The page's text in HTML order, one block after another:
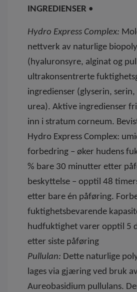
INGREDIENSER •
Hydro Express Complex:
nettverk av naturlige
(hyaluronsyre, alginat og
ultrakonsentrerte
ingredienser (glyserin,
urea). Aktive ingredienser
inn i stratum corneum.
Hydro Express Complex:
forbedring – øker hudens
% bare 30 minutter etter
beskyttelse – opptil 48
etter bare én påføring.
fuktighetsbevarende
hudfuktighet varer opptil 5
etter siste påføring
Pullulan: Dette naturlige
lages via gjæring ved bruk
Aureobasidium pullulans.